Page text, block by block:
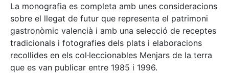
La monografia es completa amb unes consideracions
sobre el llegat de futur que representa el patrimoni
gastronòmic valencià i amb una selecció de receptes
tradicionals i fotografies dels plats i elaboracions
recollides en els col·leccionables Menjars de la terra
que es van publicar entre 1985 i 1996.